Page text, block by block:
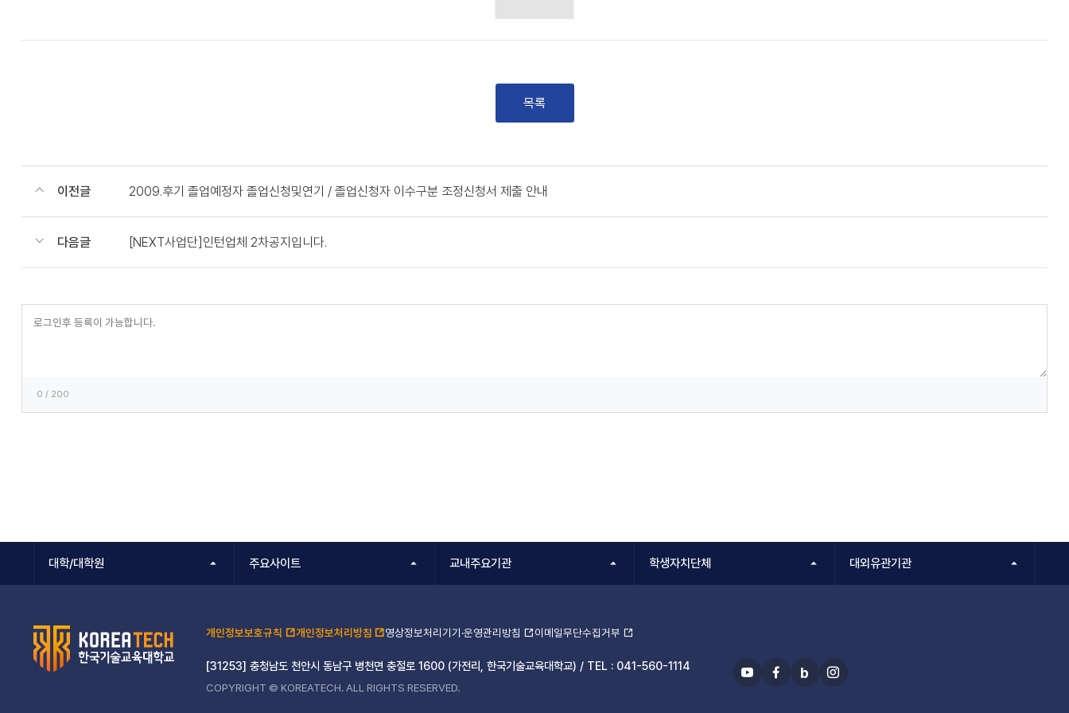
목록
이전글 2009.후기 졸업예정자 졸업신청및연기 / 졸업신청자 이수구분 조정신청서 제출 안내
다음글 [NEXT사업단]인턴업체 2차공지입니다.
0 / 200
대학/대학원 주요사이트 교내주요기관 학생자치단체 대외유관기관
개인정보보호규칙 개인정보처리방침 영상정보처리기기·운영관리방침 이메일무단수집거부
[31253] 충청남도 천안시 동남구 병천면 충절로 1600 (가전리, 한국기술교육대학교) / TEL : 041-560-1114
COPYRIGHT © KOREATECH. ALL RIGHTS RESERVED.
유
페
b
블
인